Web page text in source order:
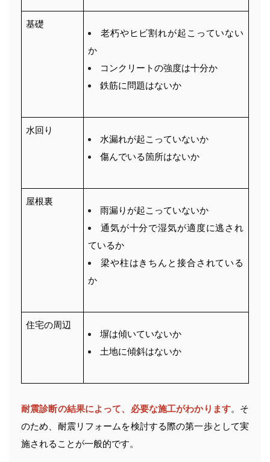
基礎
老朽やヒビ割れが起こっていない
か
コンクリートの強度は十分か
鉄筋に問題はないか
水回り
水漏れが起こっていないか
傷んでいる箇所はないか
屋根裏
雨漏りが起こっていないか
通気が十分で湿気が適度に逃され
ているか
梁や柱はきちんと接合されている
か
住宅の周辺
塀は傾いていないか
土地に傾斜はないか
耐震診断の結果によって、必要な施工がわかります。そ
のため、耐震リフォームを検討する際の第一歩として実
施されることが一般的です。